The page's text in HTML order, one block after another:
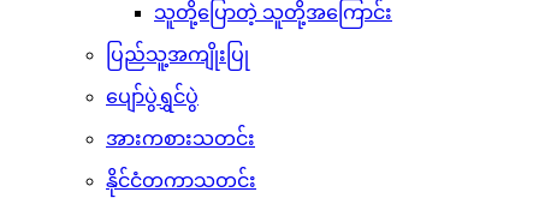
သူတို့ပြောတဲ့ သူတို့အကြောင်း
ပြည်သူ့အကျိုးပြု
ပျော်ပွဲရွှင်ပွဲ
အားကစားသတင်း
နိုင်ငံတကာသတင်း